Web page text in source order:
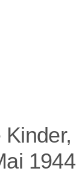
1944